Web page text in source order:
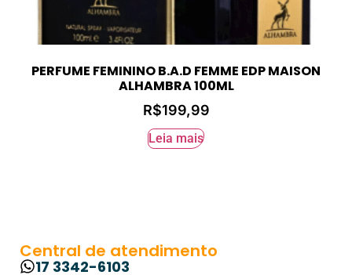
PERFUME FEMININO B.A.D FEMME EDP MAISON
ALHAMBRA 100ML
R$199,99
Leia mais
Central de atendimento
17 3342-6103